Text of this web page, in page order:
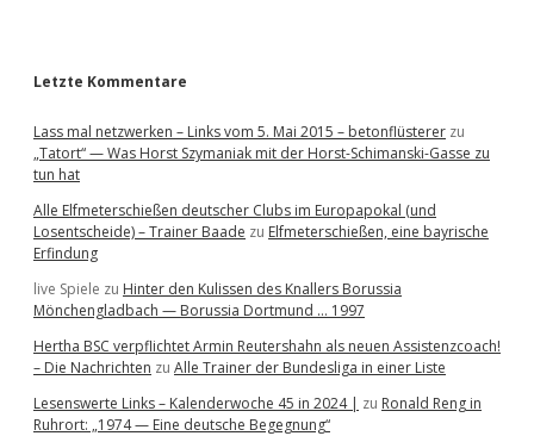
Letzte Kommentare
Lass mal netzwerken – Links vom 5. Mai 2015 – betonflüsterer zu
„Tatort“ — Was Horst Szymaniak mit der Horst-Schimanski-Gasse zu
tun hat
Alle Elfmeterschießen deutscher Clubs im Europapokal (und
Losentscheide) – Trainer Baade zu Elfmeterschießen, eine bayrische
Erfindung
live Spiele zu Hinter den Kulissen des Knallers Borussia
Mönchengladbach — Borussia Dortmund … 1997
Hertha BSC verpflichtet Armin Reutershahn als neuen Assistenzcoach!
– Die Nachrichten zu Alle Trainer der Bundesliga in einer Liste
Lesenswerte Links – Kalenderwoche 45 in 2024 | zu Ronald Reng in
Ruhrort: „1974 — Eine deutsche Begegnung“